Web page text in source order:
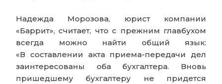
Надежда Морозова, юрист компании
«Баррит», считает, что с прежним главбухом
всегда можно найти общий язык:
«В составлении акта приема-передачи дел
заинтересованы оба бухгалтера. Вновь
пришедшему бухгалтеру не придется